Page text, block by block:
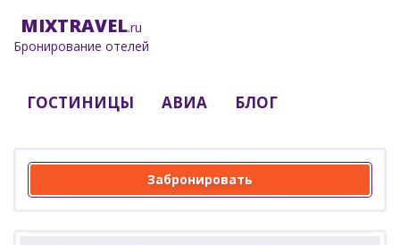
MIXTRAVEL.ru
Бронирование отелей
ГОСТИНИЦЫ АВИА БЛОГ
Забронировать